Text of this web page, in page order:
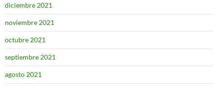
diciembre 2021
noviembre 2021
octubre 2021
septiembre 2021
agosto 2021